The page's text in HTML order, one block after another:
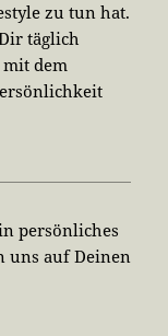
zu tun hat.
täglich
mit dem
persönliches
uns auf Deinen